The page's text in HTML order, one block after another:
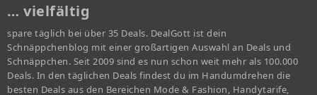
… vielfältig
spare täglich bei über 35 Deals. DealGott ist dein
Schnäppchenblog mit einer großartigen Auswahl an Deals und
Schnäppchen. Seit 2009 sind es nun schon weit mehr als 100.000
Deals. In den täglichen Deals findest du im Handumdrehen die
besten Deals aus den Bereichen Mode & Fashion, Handytarife,